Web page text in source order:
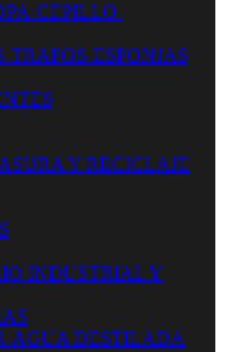
CEPILLO-
TRAPOS-ESPONJAS
Y RECICLAJE
INDUSTRIAL Y
AGUA DESTILADA